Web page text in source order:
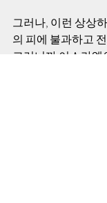
그러나, 이런 상상
의 피에 불과하고
그러니까 이스라엘